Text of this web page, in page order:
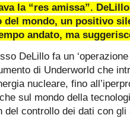
la “res amissa”.
del mondo, un positivo
andato, ma
DeLillo fa un
di Underworld che
nucleare, fino
sul mondo della
del controllo dei dati con